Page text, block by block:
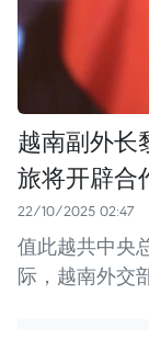
越南副外长
旅将开辟合
22/10/2025 02:47
值此越共中央
际，越南外交